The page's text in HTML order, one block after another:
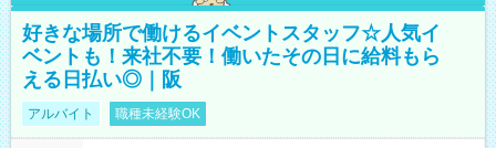
好きな場所で働けるイベントスタッフ☆人気イ
ベントも！来社不要！働いたその日に給料もら
える日払い◎｜阪
アルバイト 職種未経験OK